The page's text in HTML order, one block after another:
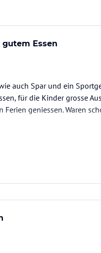
Essen
auch Spar und ein
für die Kinder grosse
geniessen. Waren